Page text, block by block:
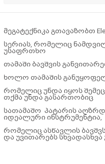
მეგატექნიკა გთავაზობთ
სერიას, რომელიც
უსაფრთხო
თამაში ბავშვის
ხოლო თამაშის
რომელიც უნდა იყოს
თქმა უნდა გასართობიც
სათამაშო პატარის
იდეალური ინსტრუმენტია,
რომელიც ასწავლის
და უვითარებს სხვადასხვა